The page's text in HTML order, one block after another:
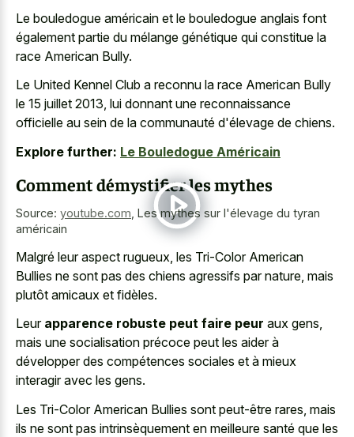
Le bouledogue américain et le bouledogue anglais font
également partie du mélange génétique qui constitue la
race American Bully.
Le United Kennel Club a reconnu la race American Bully
le 15 juillet 2013, lui donnant une reconnaissance
officielle au sein de la communauté d'élevage de chiens.
Explore further: Le Bouledogue Américain
Comment démystifier les mythes
Source: youtube.com Les mythes sur l'élevage du tyran
américain
Malgré leur aspect rugueux, les Tri-Color American
Bullies ne sont pas des chiens agressifs par nature, mais
plutôt amicaux et fidèles.
Leur apparence robuste peut faire peur aux gens,
mais une socialisation précoce peut les aider à
développer des compétences sociales et à mieux
interagir avec les gens.
Les Tri-Color American Bullies sont peut-être rares, mais
ils ne sont pas intrinsèquement en meilleure santé que les